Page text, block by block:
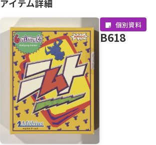
アイテム詳細
個別資料
B618